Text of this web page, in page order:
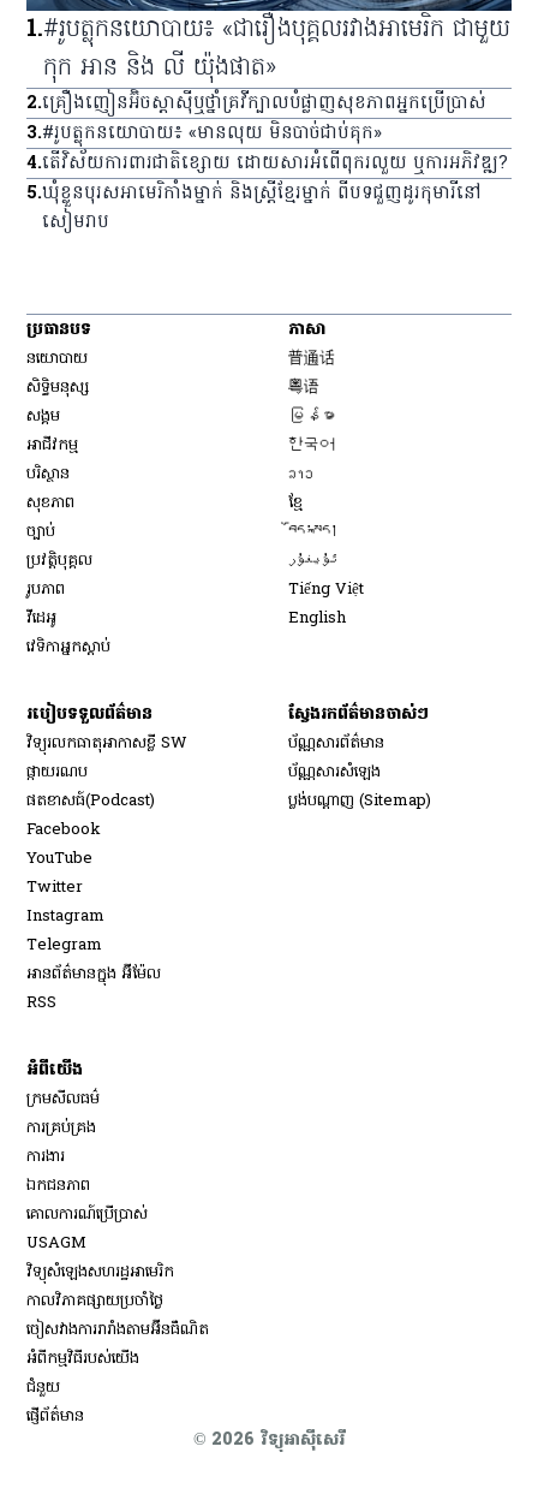
1.#រូបត្លុកនយោបាយ៖ «ជារឿងបុគ្គលរវាងអាមេរិក ជាមួយ
កុក អាន និង លី យ៉ុងផាត»
2.គ្រឿង​ញៀន​អ៊ិចស្តាស៊ី​ឬ​ថ្នាំ​គ្រវី​ក្បាល​បំផ្លាញ​សុខភាព​អ្នក​ប្រើប្រាស់
3.#រូបត្លុកនយោបាយ៖ «មានលុយ មិនបាច់ជាប់គុក»
4.តើវិស័យការពារជាតិខ្សោយ ដោយសារអំពើពុករលួយ ឬការអភិវឌ្ឍ?
5.ឃុំ​ខ្លួន​បុរស​អាមេរិកាំង​ម្នាក់ និង​ស្ត្រី​ខ្មែរ​ម្នាក់ ពី​បទ​ជួញ​ដូរ​កុមារី​នៅ​
សៀមរាប
ប្រធានបទ
នយោបាយ
សិទ្ធិ​មនុស្ស
សង្គម
អាជីវកម្ម
បរិស្ថាន
សុខភាព
ច្បាប់
ប្រវត្តិបុគ្គល
រូបភាព
វីដេអូ
វេទិកា​អ្នក​ស្ដាប់
ភាសា
普通话
粤语
မြန်မာ
한국어
ລາວ
ខ្មែ
བོད་སྐད།
ئۇيغۇر
Tiếng Việt
English
របៀប​ទទួល​ព័ត៌មាន​
វិទ្យុ​រលក​ធាតុអាកាស​ខ្លី SW
​ផ្កាយ​រណប
​ផតខាសធ៍(Podcast)
Facebook
YouTube
Twitter
Instagram
Telegram
អានព័ត៌មានក្នុង អ៊ីម៉ែល
RSS
ស្វែងរកព័ត៌មានចាស់ៗ
ប័ណ្ណសារ​ព័ត៌មាន​
ប័ណ្ណសារ​សំឡេង
ប្លង់បណ្តាញ (Sitemap)
អំពីយើង
ក្រមសីលធម៌
ការគ្រប់គ្រង
ការងារ
ឯកជនភាព
គោលការណ៍ប្រើប្រាស់
USAGM
វិទ្យុសំឡេងសហរដ្ឋអាមេរិក
កាលវិភាគផ្សាយប្រចាំថ្ងៃ
ចៀសវាង​ការរារាំង​តាម​អ៊ីនធឺណិត
អំពីកម្មវិធីរបស់យើង
ជំនួយ
ផ្ញើព័ត៌មាន
© 2026 វិទ្យុអាស៊ីសេរី